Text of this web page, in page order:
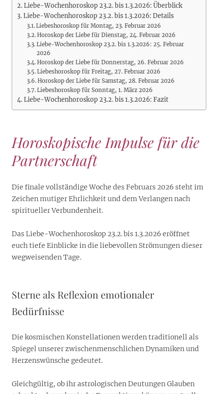
Liebe-Wochenhoroskop 23.2. bis 1.3.2026: Überblick
Liebe-Wochenhoroskop 23.2. bis 1.3.2026: Details
Liebeshoroskop für Montag, 23. Februar 2026
Horoskop der Liebe für Dienstag, 24. Februar 2026
Liebe-Wochenhoroskop 23.2. bis 1.3.2026: 25. Februar
2026
Horoskop der Liebe für Donnerstag, 26. Februar 2026
Liebeshoroskop für Freitag, 27. Februar 2026
Horoskop der Liebe für Samstag, 28. Februar 2026
Liebeshoroskop für Sonntag, 1. März 2026
Liebe-Wochenhoroskop 23.2. bis 1.3.2026: Fazit
Horoskopische Impulse für die
Partnerschaft
Die finale vollständige Woche des Februars 2026 steht im
Zeichen mutiger Ehrlichkeit und dem Verlangen nach
spiritueller Verbundenheit.
Das Liebe-Wochenhoroskop 23.2. bis 1.3.2026 eröffnet
euch tiefe Einblicke in die liebevollen Strömungen dieser
wegweisenden Tage.
Sterne als Reflexion emotionaler
Bedürfnisse
Die kosmischen Konstellationen werden traditionell als
Spiegel unserer zwischenmenschlichen Dynamiken und
Herzenswünsche gedeutet.
Gleichgültig, ob ihr astrologischen Deutungen Glauben